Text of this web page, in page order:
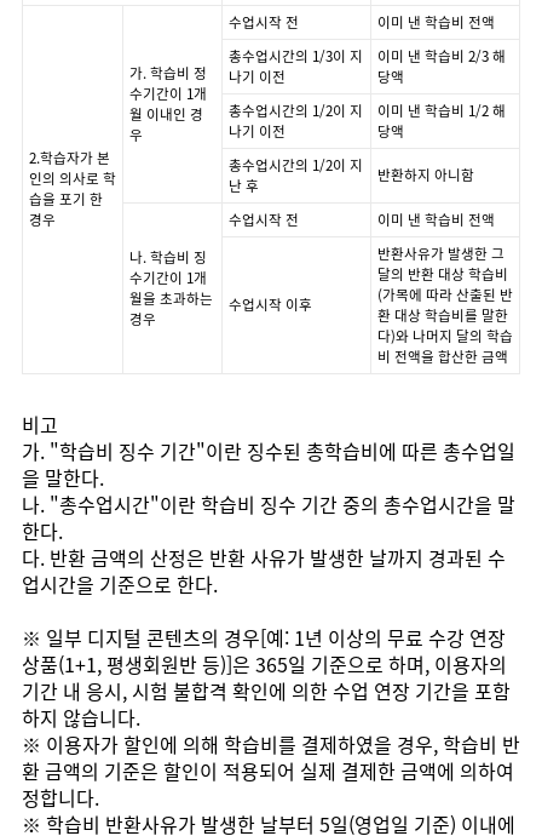
2.학습자가 본
인의 의사로 학
습을 포기 한
경우
가. 학습비 정
수기간이 1개
월 이내인 경
우
수업시작 전
이미 낸 학습비 전액
총수업시간의 1/3이 지
나기 이전
이미 낸 학습비 2/3 해
당액
총수업시간의 1/2이 지
나기 이전
이미 낸 학습비 1/2 해
당액
총수업시간의 1/2이 지
난 후
반환하지 아니함
나. 학습비 징
수기간이 1개
월을 초과하는
경우
수업시작 전 이미 낸 학습비 전액
수업시작 이후
반환사유가 발생한 그
달의 반환 대상 학습비
(가목에 따라 산출된 반
환 대상 학습비를 말한
다)와 나머지 달의 학습
비 전액을 합산한 금액
비고
가. "학습비 징수 기간"이란 징수된 총학습비에 따른 총수업일
을 말한다.
나. "총수업시간"이란 학습비 징수 기간 중의 총수업시간을 말
한다.
다. 반환 금액의 산정은 반환 사유가 발생한 날까지 경과된 수
업시간을 기준으로 한다.
※ 일부 디지털 콘텐츠의 경우[예: 1년 이상의 무료 수강 연장
상품(1+1, 평생회원반 등)]은 365일 기준으로 하며, 이용자의
기간 내 응시, 시험 불합격 확인에 의한 수업 연장 기간을 포함
하지 않습니다.
※ 이용자가 할인에 의해 학습비를 결제하였을 경우, 학습비 반
환 금액의 기준은 할인이 적용되어 실제 결제한 금액에 의하여
정합니다.
※ 학습비 반환사유가 발생한 날부터 5일(영업일 기준) 이내에